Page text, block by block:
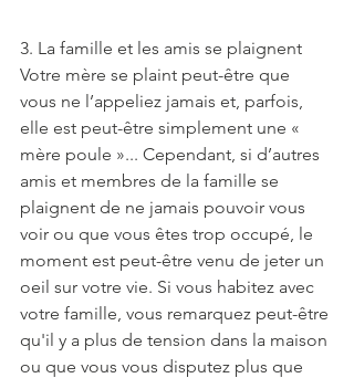
3. La famille et les amis se plaignent
Votre mère se plaint peut-être que
vous ne l’appeliez jamais et, parfois,
elle est peut-être simplement une «
mère poule »... Cependant, si d’autres
amis et membres de la famille se
plaignent de ne jamais pouvoir vous
voir ou que vous êtes trop occupé, le
moment est peut-être venu de jeter un
oeil sur votre vie. Si vous habitez avec
votre famille, vous remarquez peut-être
qu'il y a plus de tension dans la maison
ou que vous vous disputez plus que